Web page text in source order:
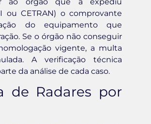
ou CETRAN) o comprovante
do equipamento que
Se o órgão não conseguir
vigente, a multa
A verificação técnica
da análise de cada caso.
de Radares por